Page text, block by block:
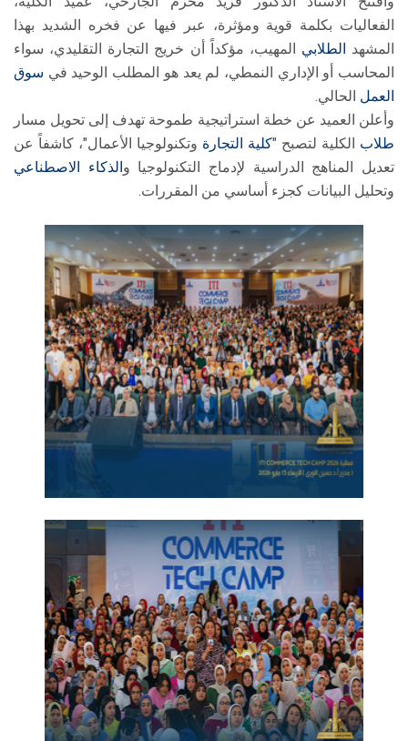
الفعاليات بكلمة قوية ومؤثرة، عبر فيها عن فخره الشديد بهذا
المشهد
الطلابي المهيب، مؤكداً أن خريج التجارة التقليدي، سواء
المحاسب أو الإداري النمطي، لم يعد هو المطلب الوحيد في سوق
العمل الحالي.
وأعلن العميد عن خطة استراتيجية طموحة تهدف إلى تحويل مسار
طلاب الكلية لتصبح "كلية التجارة وتكنولوجيا الأعمال"، كاشفاً عن
تعديل المناهج الدراسية لإدماج التكنولوجيا و الذكاء الاصطناعي
وتحليل البيانات كجزء أساسي من المقررات.